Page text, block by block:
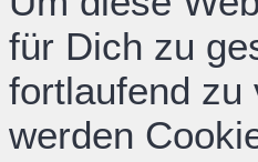
für Dich zu
fortlaufend zu
werden